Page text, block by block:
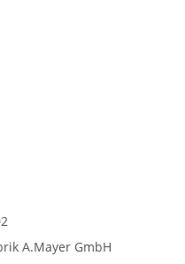
A.Mayer GmbH